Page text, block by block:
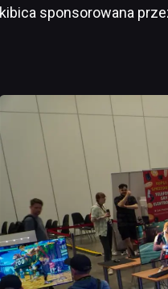
kibica sponsorowana